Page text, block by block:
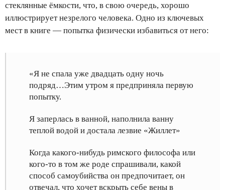
стеклянные ёмкости, что, в свою очередь, хорошо
иллюстрирует незрелого человека. Одно из ключевых
мест в книге — попытка физически избавиться от него:
«Я не спала уже двадцать одну ночь
подряд…Этим утром я предприняла первую
попытку.
Я заперлась в ванной, наполнила ванну
теплой водой и достала лезвие «Жиллет»
Когда какого-нибудь римского философа или
кого-то в том же роде спрашивали, какой
способ самоубийства он предпочитает, он
отвечал, что хочет вскрыть себе вены в